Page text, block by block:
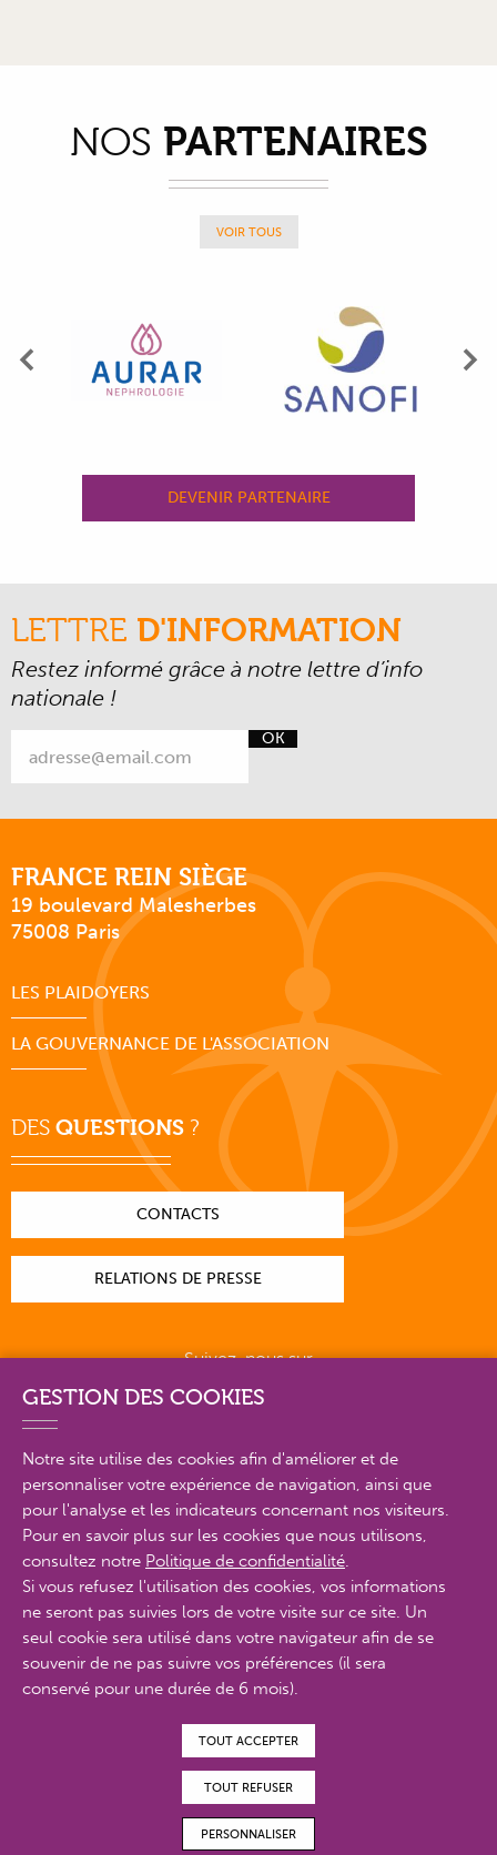
NOS PARTENAIRES
VOIR TOUS
Précédent
DEVENIR PARTENAIRE
LETTRE D'INFORMATION
Restez informé grâce à notre lettre d’info
nationale !
OK
FRANCE REIN SIÈGE
19 boulevard Malesherbes
75008 Paris
LES PLAIDOYERS
LA GOUVERNANCE DE L'ASSOCIATION
DES QUESTIONS ?
CONTACTS
RELATIONS DE PRESSE
Suivez-nous sur
PLAN DU SITE EN DÉTAIL
© Proximit Digital 2022
MENTIONS LÉGALES
POLITIQUE DE CONFIDENTIALITÉ
CONTACTS
GESTION DES COOKIES
Notre site utilise des cookies afin d'améliorer et de
personnaliser votre expérience de navigation, ainsi que
pour l'analyse et les indicateurs concernant nos visiteurs.
Pour en savoir plus sur les cookies que nous utilisons,
consultez notre Politique de confidentialité.
Si vous refusez l'utilisation des cookies, vos informations
ne seront pas suivies lors de votre visite sur ce site. Un
seul cookie sera utilisé dans votre navigateur afin de se
souvenir de ne pas suivre vos préférences (il sera
conservé pour une durée de 6 mois).
TOUT ACCEPTER
TOUT REFUSER
PERSONNALISER